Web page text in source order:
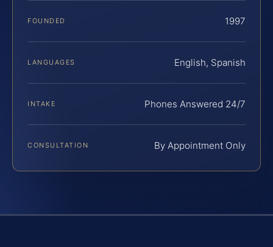
FOUNDED 1997
LANGUAGES English, Spanish
INTAKE Phones Answered 24/7
CONSULTATION By Appointment Only